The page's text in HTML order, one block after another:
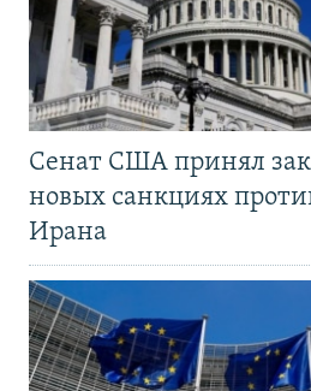
Сенат США принял
новых санкциях
Ирана